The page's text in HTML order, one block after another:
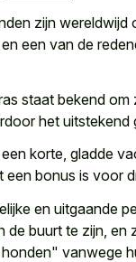
zijn wereldwijd
een van de
staat bekend
het uitstekend
korte, gladde
een bonus is voor
en uitgaande
de buurt te zijn, en
" vanwege